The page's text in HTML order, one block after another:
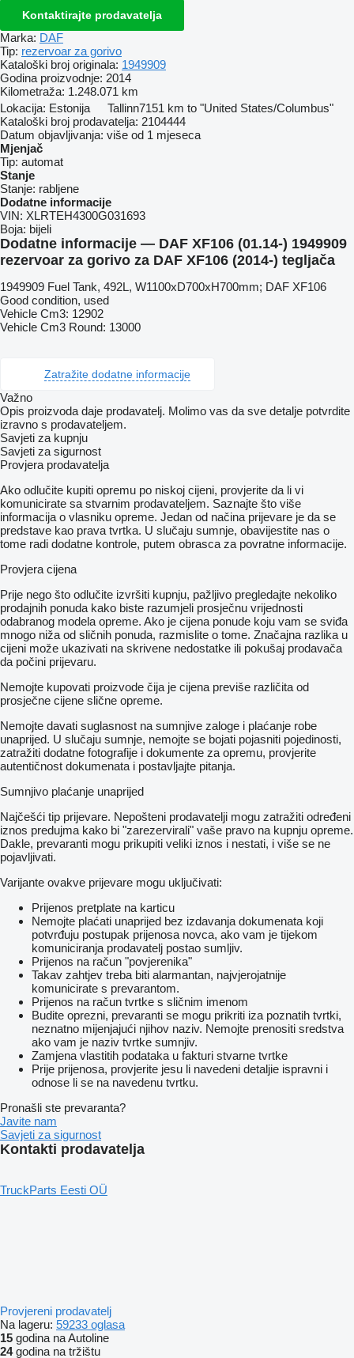
Kontaktirajte prodavatelja
Marka: DAF
Tip: rezervoar za gorivo
Kataloški broj originala: 1949909
Godina proizvodnje: 2014
Kilometraža: 1.248.071 km
Lokacija: Estonija Tallinn7151 km to "United States/Columbus"
Kataloški broj prodavatelja: 2104444
Datum objavljivanja: više od 1 mjeseca
Mjenjač
Tip: automat
Stanje
Stanje: rabljene
Dodatne informacije
VIN: XLRTEH4300G031693
Boja: bijeli
Dodatne informacije — DAF XF106 (01.14-) 1949909
rezervoar za gorivo za DAF XF106 (2014-) tegljača
1949909 Fuel Tank, 492L, W1100xD700xH700mm; DAF XF106
Good condition, used
Vehicle Cm3: 12902
Vehicle Cm3 Round: 13000
Zatražite dodatne informacije
Važno
Opis proizvoda daje prodavatelj. Molimo vas da sve detalje potvrdite
izravno s prodavateljem.
Savjeti za kupnju
Savjeti za sigurnost
Provjera prodavatelja
Ako odlučite kupiti opremu po niskoj cijeni, provjerite da li vi
komunicirate sa stvarnim prodavateljem. Saznajte što više
informacija o vlasniku opreme. Jedan od načina prijevare je da se
predstave kao prava tvrtka. U slučaju sumnje, obavijestite nas o
tome radi dodatne kontrole, putem obrasca za povratne informacije.
Provjera cijena
Prije nego što odlučite izvršiti kupnju, pažljivo pregledajte nekoliko
prodajnih ponuda kako biste razumjeli prosječnu vrijednosti
odabranog modela opreme. Ako je cijena ponude koju vam se sviđa
mnogo niža od sličnih ponuda, razmislite o tome. Značajna razlika u
cijeni može ukazivati ​​na skrivene nedostatke ili pokušaj prodavača
da počini prijevaru.
Nemojte kupovati proizvode čija je cijena previše različita od
prosječne cijene slične opreme.
Nemojte davati suglasnost na sumnjive zaloge i plaćanje robe
unaprijed. U slučaju sumnje, nemojte se bojati pojasniti pojedinosti,
zatražiti dodatne fotografije i dokumente za opremu, provjerite
autentičnost dokumenata i postavljajte pitanja.
Sumnjivo plaćanje unaprijed
Najčešći tip prijevare. Nepošteni prodavatelji mogu zatražiti određeni
iznos predujma kako bi "zarezervirali" vaše pravo na kupnju opreme.
Dakle, prevaranti mogu prikupiti veliki iznos i nestati, i više se ne
pojavljivati.
Varijante ovakve prijevare mogu uključivati:
Prijenos pretplate na karticu
Nemojte plaćati unaprijed bez izdavanja dokumenata koji
potvrđuju postupak prijenosa novca, ako vam je tijekom
komuniciranja prodavatelj postao sumljiv.
Prijenos na račun "povjerenika"
Takav zahtjev treba biti alarmantan, najvjerojatnije
komunicirate s prevarantom.
Prijenos na račun tvrtke s sličnim imenom
Budite oprezni, prevaranti se mogu prikriti iza poznatih tvrtki,
neznatno mijenjajući njihov naziv. Nemojte prenositi sredstva
ako vam je naziv tvrtke sumnjiv.
Zamjena vlastitih podataka u fakturi stvarne tvrtke
Prije prijenosa, provjerite jesu li navedeni detaljie ispravni i
odnose li se na navedenu tvrtku.
Pronašli ste prevaranta?
Javite nam
Savjeti za sigurnost
Kontakti prodavatelja
TruckParts Eesti OÜ
Provjereni prodavatelj
Na lageru: 59233 oglasa
15 godina na Autoline
24godina na tržištu